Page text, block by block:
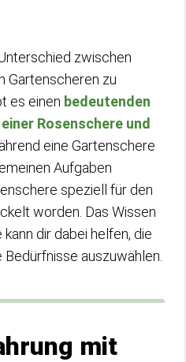
zwischen
Gartenscheren zu
es einen bedeutenden
Rosenschere und
eine Gartenschere
Aufgaben
speziell für den
worden. Das Wissen
dir dabei helfen, die
auszuwählen.
mit